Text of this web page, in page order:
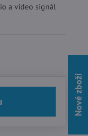
a video signál
Nové zboží